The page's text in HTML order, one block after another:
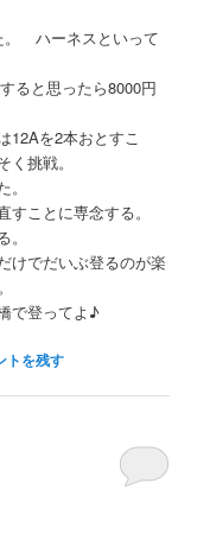
。 ハーネスといって
ると思ったら8000円
を2本おとすこ
挑戦。
すことに専念する。
けでだいぶ登るのが楽
で登ってよ♪
トを残す